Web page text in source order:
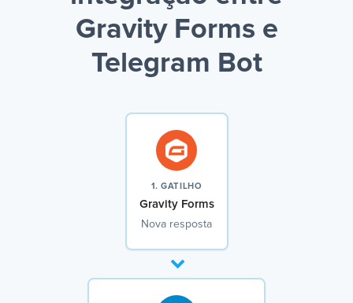
Gravity Forms e
Telegram Bot
1. GATILHO
Gravity Forms
Nova resposta